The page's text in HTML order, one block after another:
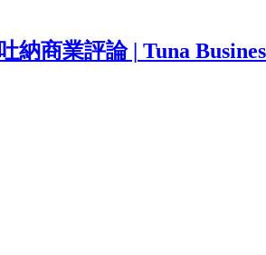
吐納商業評論 | Tuna